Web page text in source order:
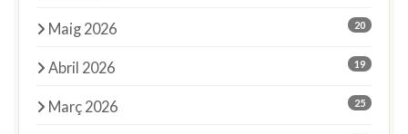
Maig 2026 20
Abril 2026 19
Març 2026 25